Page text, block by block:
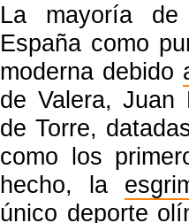
La mayoría
España como
moderna debido
de Valera,
de Torre,
como los
hecho, la
único deporte